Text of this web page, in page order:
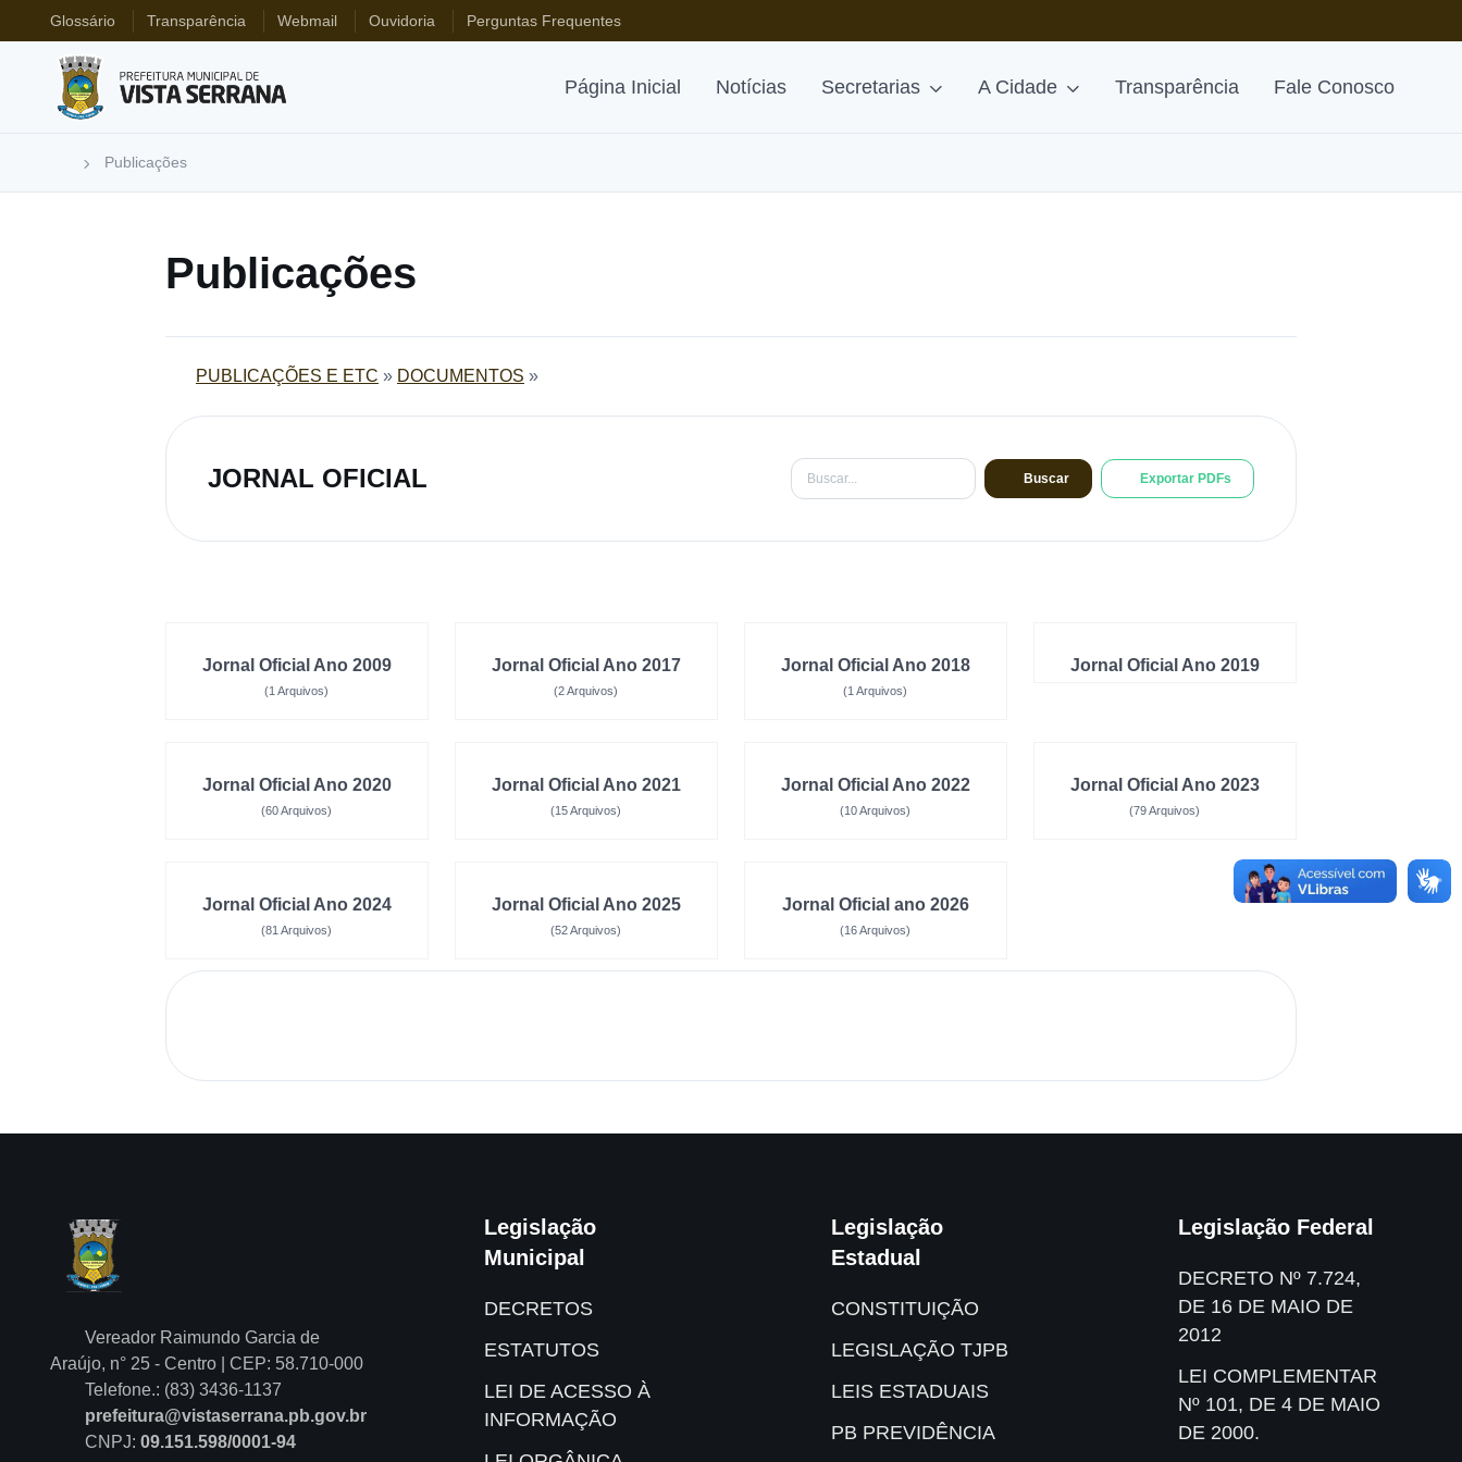
Glossário Transparência Webmail Ouvidoria Perguntas Frequentes
Página Inicial Notícias Secretarias A Cidade Transparência Fale Conosco
Publicações
Publicações
PUBLICAÇÕES E ETC » DOCUMENTOS »
JORNAL OFICIAL Buscar Exportar PDFs
Jornal Oficial Ano 2009
(1 Arquivos)
Jornal Oficial Ano 2017
(2 Arquivos)
Jornal Oficial Ano 2018
(1 Arquivos)
Jornal Oficial Ano 2019
Jornal Oficial Ano 2020
(60 Arquivos)
Jornal Oficial Ano 2021
(15 Arquivos)
Jornal Oficial Ano 2022
(10 Arquivos)
Jornal Oficial Ano 2023
(79 Arquivos)
Jornal Oficial Ano 2024
(81 Arquivos)
Jornal Oficial Ano 2025
(52 Arquivos)
Jornal Oficial ano 2026
(16 Arquivos)
Vereador Raimundo Garcia de
Araújo, n° 25 - Centro | CEP: 58.710-000
Telefone.: (83) 3436-1137
prefeitura@vistaserrana.pb.gov.br
CNPJ: 09.151.598/0001-94
Legislação
Municipal
DECRETOS
ESTATUTOS
LEI DE ACESSO À
INFORMAÇÃO
Legislação
Estadual
CONSTITUIÇÃO
LEGISLAÇÃO TJPB
LEIS ESTADUAIS
PB PREVIDÊNCIA
Legislação Federal
DECRETO Nº 7.724,
DE 16 DE MAIO DE
2012
LEI COMPLEMENTAR
Nº 101, DE 4 DE MAIO
DE 2000.